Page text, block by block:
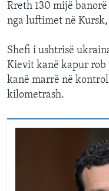
Rreth 130 mijë
nga luftimet në
Shefi i ushtrisë
Kievit kanë kapur rob
kanë marrë në
kilometrash.